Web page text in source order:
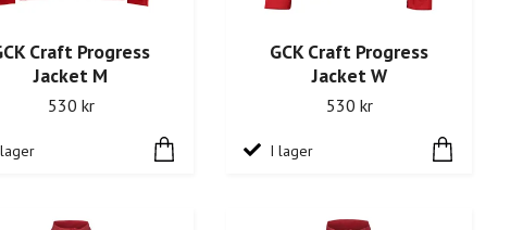
Craft Progress
Jacket M
530 kr
GCK Craft Progress
Jacket W
530 kr
I lager